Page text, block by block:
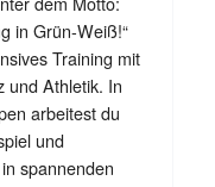
in Grün-Weiß!“
Training mit
und Athletik. In
arbeitest du
und
spannenden